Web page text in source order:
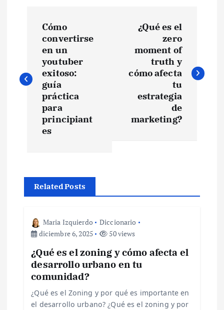
v
e
Cómo
convertirse
en un
youtuber
exitoso:
guía
práctica
para
principiant
es
¿Qué es el
zero
moment of
truth y
cómo afecta
tu
estrategia
de
marketing?
Related Posts
Maria Izquierdo
Diccionario
diciembre 6, 2025
50 views
¿Qué es el zoning y cómo afecta el
desarrollo urbano en tu
comunidad?
¿Qué es el Zoning y por qué es importante en
el desarrollo urbano? ¿Qué es el zoning y por